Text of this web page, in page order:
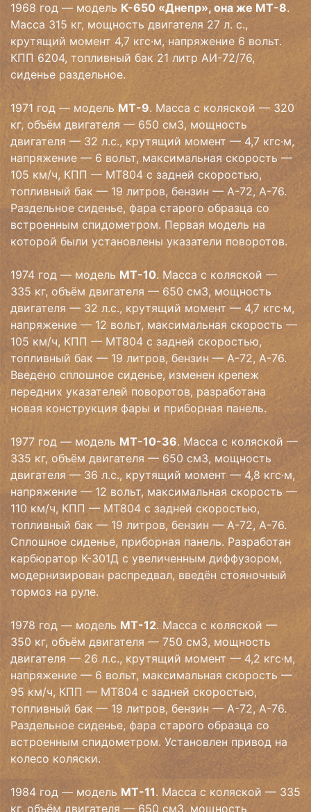
1968 год — модель К-650 «Днепр», она же МТ-8.
Масса 315 кг, мощность двигателя 27 л. с.,
крутящий момент 4,7 кгс·м, напряжение 6 вольт.
КПП 6204, топливный бак 21 литр АИ-72/76,
сиденье раздельное.
1971 год — модель МТ-9. Масса с коляской — 320
кг, объём двигателя — 650 см3, мощность
двигателя — 32 л.с., крутящий момент — 4,7 кгс·м,
напряжение — 6 вольт, максимальная скорость —
105 км/ч, КПП — МТ804 с задней скоростью,
топливный бак — 19 литров, бензин — А-72, А-76.
Раздельное сиденье, фара старого образца со
встроенным спидометром. Первая модель на
которой были установлены указатели поворотов.
1974 год — модель МТ-10. Масса с коляской —
335 кг, объём двигателя — 650 см3, мощность
двигателя — 32 л.с., крутящий момент — 4,7 кгс·м,
напряжение — 12 вольт, максимальная скорость —
105 км/ч, КПП — МТ804 с задней скоростью,
топливный бак — 19 литров, бензин — А-72, А-76.
Введено сплошное сиденье, изменен крепеж
передних указателей поворотов, разработана
новая конструкция фары и приборная панель.
1977 год — модель МТ-10-36. Масса с коляской —
335 кг, объём двигателя — 650 см3, мощность
двигателя — 36 л.с., крутящий момент — 4,8 кгс·м,
напряжение — 12 вольт, максимальная скорость —
110 км/ч, КПП — МТ804 с задней скоростью,
топливный бак — 19 литров, бензин — А-72, А-76.
Сплошное сиденье, приборная панель. Разработан
карбюратор К-301Д с увеличенным диффузором,
модернизирован распредвал, введён стояночный
тормоз на руле.
1978 год — модель МТ-12. Масса с коляской —
350 кг, объём двигателя — 750 см3, мощность
двигателя — 26 л.с., крутящий момент — 4,2 кгс·м,
напряжение — 6 вольт, максимальная скорость —
95 км/ч, КПП — МТ804 с задней скоростью,
топливный бак — 19 литров, бензин — А-72, А-76.
Раздельное сиденье, фара старого образца со
встроенным спидометром. Установлен привод на
колесо коляски.
1984 год — модель МТ-11. Масса с коляской — 335
кг, объём двигателя — 650 см3, мощность